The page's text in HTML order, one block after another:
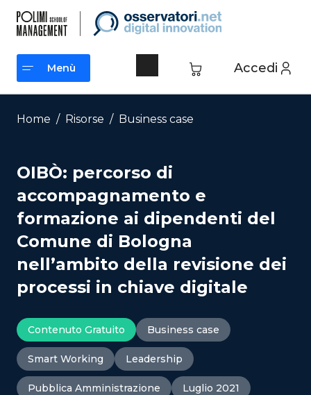
contenuto
Accedi
Menù
Menù
Home / Risorse / Business case
OIBÒ: percorso di
accompagnamento e
formazione ai dipendenti del
Comune di Bologna
nell’ambito della revisione dei
processi in chiave digitale
Contenuto Gratuito Business case
Smart Working Leadership
Pubblica Amministrazione Luglio 2021